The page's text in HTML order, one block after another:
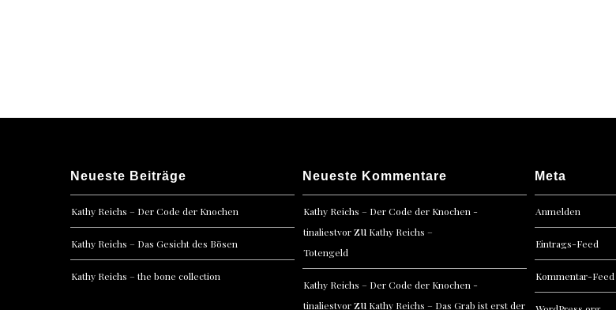
Neueste Beiträge
Kathy Reichs – Der Code der Knochen
Kathy Reichs – Das Gesicht des Bösen
Kathy Reichs – the bone collection
Neueste Kommentare
Kathy Reichs – Der Code der Knochen -
tinaliestvorzu Kathy Reichs –
Totengeld
Kathy Reichs – Der Code der Knochen -
tinaliestvorzu Kathy Reichs – Das Grab ist erst der
Meta
Anmelden
Eintrags-Feed
Kommentar-Feed